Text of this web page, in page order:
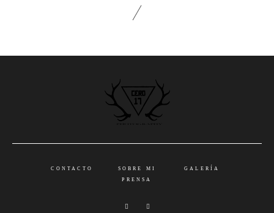
CONTACTO SOBRE MI
GALERÍA
PRENSA